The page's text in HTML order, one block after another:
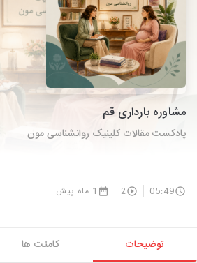
مشاوره بارداری قم
پادکست مقالات کلینیک روانشناسی مون
05:49
2 1 ماه پیش
توضیحات کامنت ها